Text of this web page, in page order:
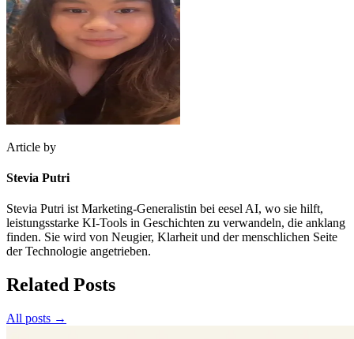
Article by
Stevia Putri
Stevia Putri ist Marketing-Generalistin bei eesel AI, wo sie hilft,
leistungsstarke KI-Tools in Geschichten zu verwandeln, die anklang
finden. Sie wird von Neugier, Klarheit und der menschlichen Seite
der Technologie angetrieben.
Related Posts
All posts →